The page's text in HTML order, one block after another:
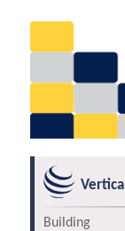
Vertical
Building